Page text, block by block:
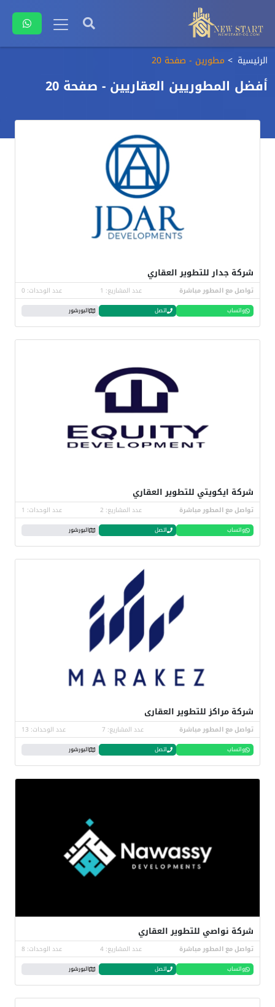
الرئيسية مطورين - صفحة 20
أفضل المطوريين العقاريين - صفحة 20
شركة جدار للتطوير العقاري
تواصل مع المطور مباشرة عدد المشاريع: 1 عدد الوحدات: 0
واتساب اتصل البورشور
شركة ايكويتي للتطوير العقاري
تواصل مع المطور مباشرة عدد المشاريع: 2 عدد الوحدات: 1
واتساب اتصل البورشور
شركة مراكز للتطوير العقارى
تواصل مع المطور مباشرة عدد المشاريع: 7 عدد الوحدات: 13
واتساب اتصل البورشور
شركة نواصي للتطوير العقاري
تواصل مع المطور مباشرة عدد المشاريع: 4 عدد الوحدات: 8
واتساب اتصل البورشور